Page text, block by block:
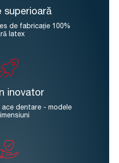
superioară
de fabricație 100%
latex
inovator
ace dentare - modele